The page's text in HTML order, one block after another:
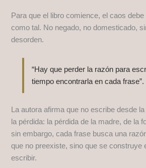
Para que el libro comience, el caos
como tal. No negado, no domesticado,
desorden.
“Hay que perder la razón para
tiempo encontrarla en cada frase”.
La autora afirma que no escribe desde
la pérdida: la pérdida de la madre, de la
sin embargo, cada frase busca una
que no preexiste, sino que se construye
escribir.